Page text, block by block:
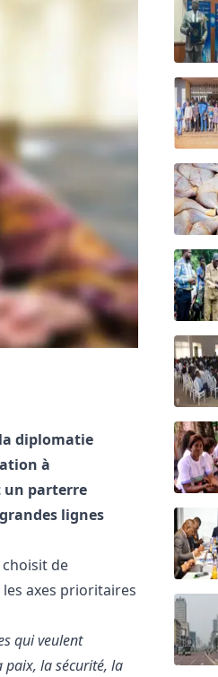
diplomatie
à
un parterre
lignes
choisit de
axes prioritaires
qui veulent
paix, la sécurité, la